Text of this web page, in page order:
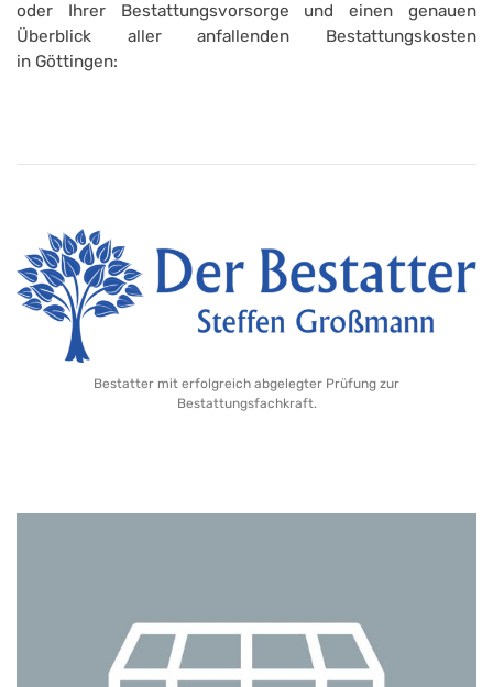
oder Ihrer Bestattungsvorsorge und einen genauen
Überblick aller anfallenden Bestattungskosten
in Göttingen:
Bestatter mit erfolgreich abgelegter Prüfung zur
Bestattungsfachkraft.